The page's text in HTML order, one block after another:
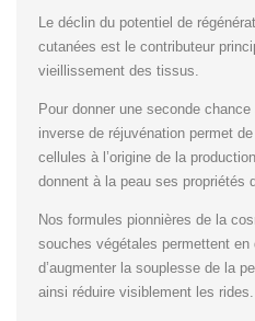
Le déclin du potentiel de
cutanées est le contributeur
vieillissement des tissus.
Pour donner une seconde
inverse de réjuvénation permet
cellules à l’origine de la
donnent à la peau ses propriétés
Nos formules pionnières de la
souches végétales permettent en
d’augmenter la souplesse de la
ainsi réduire visiblement les rides.